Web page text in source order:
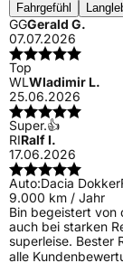
Fahrgefühl
GGGerald G.
07.07.2026
Top
WLWladimir L.
25.06.2026
Super.👍
RIRalf I.
17.06.2026
Auto:Dacia Dokker
9.000 km / Jahr
Bin begeistert von
auch bei starken
superleise. Bester
alle